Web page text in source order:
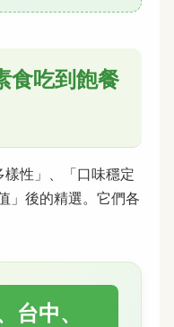
食吃到飽餐
性」、「口味穩定
」後的精選。它們各
台中、